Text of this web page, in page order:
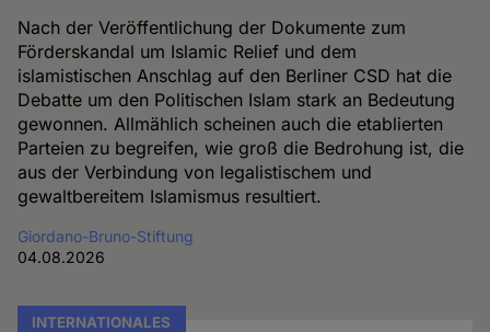
Nach der Veröffentlichung der Dokumente zum
Förderskandal um Islamic Relief und dem
islamistischen Anschlag auf den Berliner CSD hat die
Debatte um den Politischen Islam stark an Bedeutung
gewonnen. Allmählich scheinen auch die etablierten
Parteien zu begreifen, wie groß die Bedrohung ist, die
aus der Verbindung von legalistischem und
gewaltbereitem Islamismus resultiert.
Giordano-Bruno-Stiftung
04.08.2026
INTERNATIONALES